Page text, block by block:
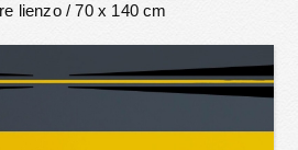
lienzo/ 70 x 140 cm